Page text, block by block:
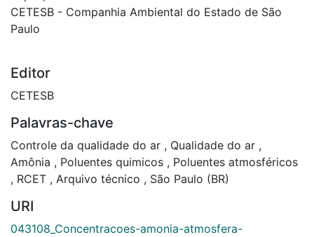
CETESB - Companhia Ambiental do Estado de São
Paulo
Editor
CETESB
Palavras-chave
Controle da qualidade do ar , Qualidade do ar ,
Amônia , Poluentes quimicos , Poluentes atmosféricos
, RCET , Arquivo técnico , São Paulo (BR)
URI
043108_Concentracoes-amonia-atmosfera-